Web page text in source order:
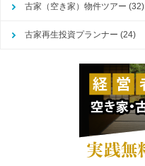
古家（空き家）物件ツアー (32)
古家再生投資プランナー (24)